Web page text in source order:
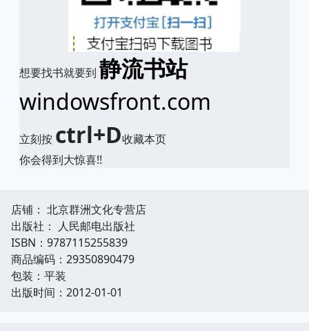
想要找书就要到 静流书站
windowsfront.com
立刻按 ctrl+D收藏本页
你会得到大惊喜!!
店铺： 北京群洲文化专营店
出版社： 人民邮电出版社
ISBN：9787115255839
商品编码：29350890479
包装：平装
出版时间：2012-01-01